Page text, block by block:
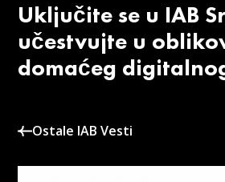
Uključite se u IAB
učestvujte u
domaćeg
Ostale IAB Vesti